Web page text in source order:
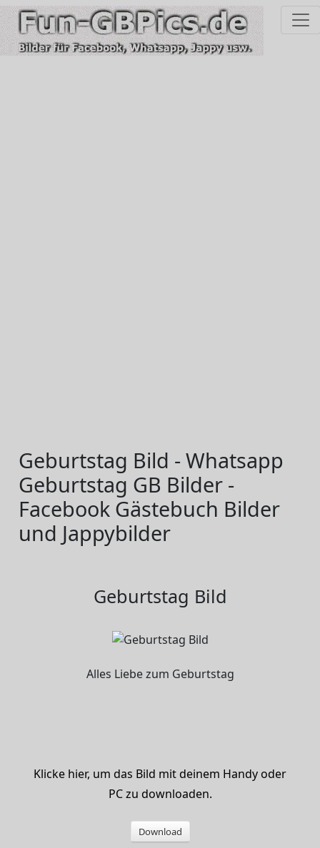
Geburtstag Bild - Whatsapp
Geburtstag GB Bilder -
Facebook Gästebuch Bilder
und Jappybilder
Geburtstag Bild
Alles Liebe zum Geburtstag
Klicke hier, um das Bild mit deinem Handy oder
PC zu downloaden.
Download